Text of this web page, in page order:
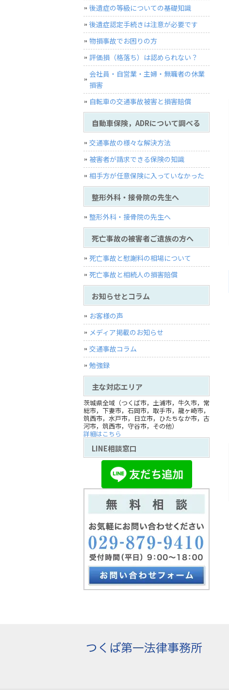
後遺症の等級についての基礎知識
後遺症認定手続きは注意が必要です
物損事故でお困りの方
評価損（格落ち）は認められない？
会社員・自営業・主婦・無職者の休業
損害
自転車の交通事故被害と損害賠償
自動車保険，ADRについて調べる
交通事故の様々な解決方法
被害者が請求できる保険の知識
相手方が任意保険に入っていなかった
整形外科・接骨院の先生へ
整形外科・接骨院の先生へ
死亡事故の被害者ご遺族の方へ
死亡事故と慰謝料の相場について
死亡事故と相続人の損害賠償
お知らせとコラム
お客様の声
メディア掲載のお知らせ
交通事故コラム
勉強録
主な対応エリア
茨城県全域（つくば市，土浦市，牛久市，常
総市，下妻市，石岡市，取手市，龍ヶ崎市，
筑西市，水戸市，日立市，ひたちなか市，古
河市，筑西市，守谷市，その他）
詳細はこちら
LINE相談窓口